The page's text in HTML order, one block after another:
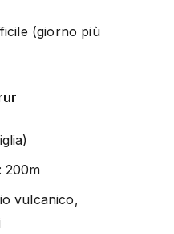
(giorno più
200m
vulcanico,